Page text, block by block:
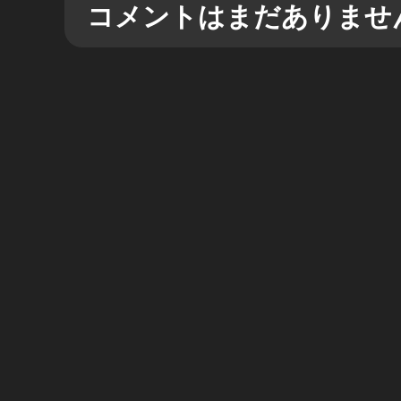
コメントはまだありませ